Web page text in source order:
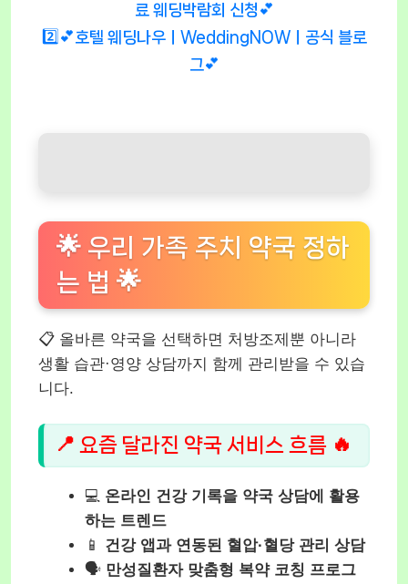
료 웨딩박람회 신청💕
2️⃣💕호텔 웨딩나우ㅣWeddingNOWㅣ공식 블로
그💕
🌟 우리 가족 주치 약국 정하
는 법 🌟
📋 올바른 약국을 선택하면 처방조제뿐 아니라
생활 습관·영양 상담까지 함께 관리받을 수 있습
니다.
📍 요즘 달라진 약국 서비스 흐름 🔥
💻 온라인 건강 기록을 약국 상담에 활용
하는 트렌드
📱 건강 앱과 연동된 혈압·혈당 관리 상담
🗣️ 만성질환자 맞춤형 복약 코칭 프로그